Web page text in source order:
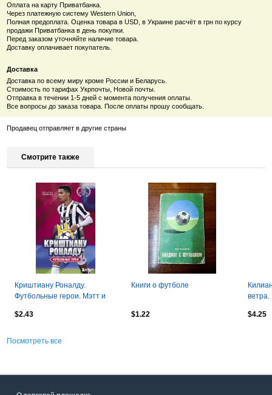
Оплата на карту Приватбанка.
Через платежную систему Western Union,
Полная предоплата. Оценка товара в USD, в Украине расчёт в грн по курсу
продажи Приватбанка в день покупки.
Перед заказом уточняйте наличие товара.
Доставку оплачивает покупатель.
Доставка
Доставка по всему миру кроме России и Беларусь.
Стоимость по тарифах Укрпочты, Новой почты.
Отправка в течении 1-5 дней с момента получения оплаты.
Все вопросы до заказа товара. После оплаты прошу сообщать.
Продавец отправляет в другие страны
Смотрите также
Криштиану Роналду.
Футбольные герои. Мэтт и
стр.
$2.43
Книги о футболе
$1.22
ветра.
$4.25
Посмотреть все